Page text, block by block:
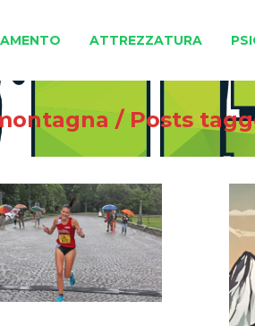
ATTREZZATURA
/Posts